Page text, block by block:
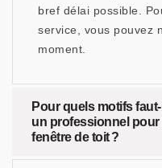
bref délai possible.
service, vous pouvez
moment.
Pour quels motifs
un professionnel pour
fenêtre de toit ?